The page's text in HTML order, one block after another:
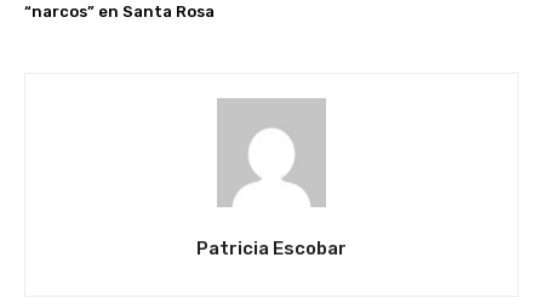
“narcos” en Santa Rosa
Patricia Escobar